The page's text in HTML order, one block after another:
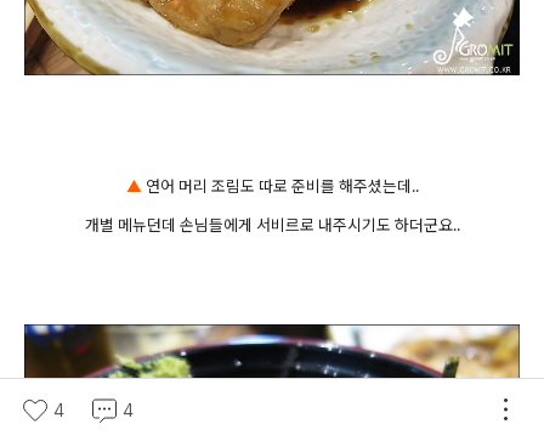
▲ 연어 머리 조림도 따로 준비를 해주셨는데..
개별 메뉴던데 손님들에게 서비르로 내주시기도 하더군요..
4 4